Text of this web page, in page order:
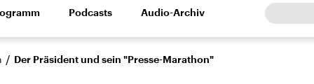
Wissen Kultur Europa
Podcasts Audio-Archiv
/ Der Präsident und sein "Presse-Marathon"